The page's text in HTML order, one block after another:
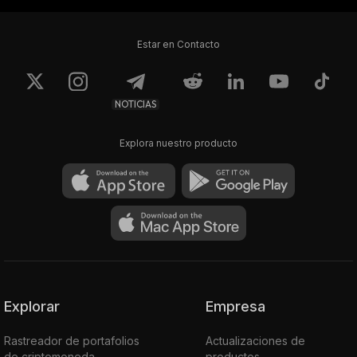
Estar en Contacto
NOTICIAS
Explora nuestro producto
Explorar
Rastreador de portafolios
Empresa
Actualizaciones de